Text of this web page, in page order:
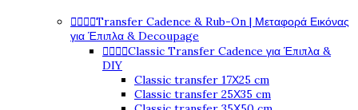
Transfer Cadence & Rub-On | Μεταφορά Εικόνας
για Έπιπλα & Decoupage
Classic Transfer Cadence για Έπιπλα &
DIY
Classic transfer 17Χ25 cm
Classic transfer 25Χ35 cm